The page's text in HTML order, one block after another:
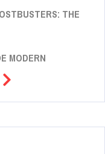
THE
MODERN